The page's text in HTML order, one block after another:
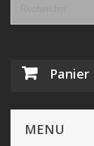
Panier
MENU